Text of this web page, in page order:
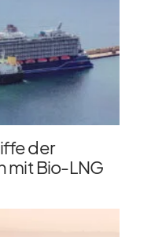
der
mit Bio-LNG